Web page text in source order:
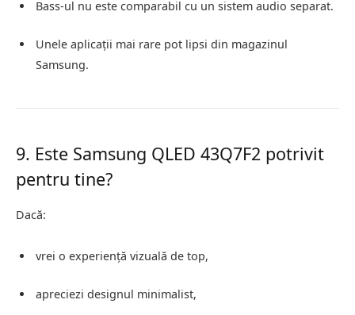
Bass-ul nu este comparabil cu un sistem audio separat.
Unele aplicații mai rare pot lipsi din magazinul
Samsung.
9. Este Samsung QLED 43Q7F2 potrivit
pentru tine?
Dacă:
vrei o experiență vizuală de top,
apreciezi designul minimalist,